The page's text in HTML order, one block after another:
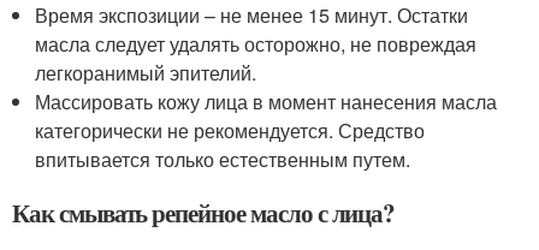
Время экспозиции – не менее 15 минут. Остатки
масла следует удалять осторожно, не повреждая
легкоранимый эпителий.
Массировать кожу лица в момент нанесения масла
категорически не рекомендуется. Средство
впитывается только естественным путем.
Как смывать репейное масло с лица?